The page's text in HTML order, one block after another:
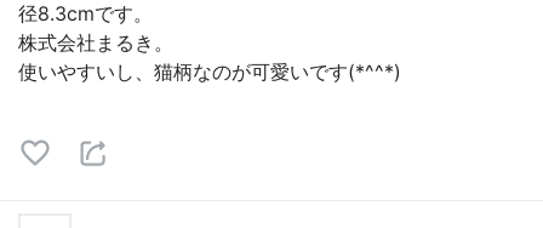
径8.3cmです。
株式会社まるき。
使いやすいし、猫柄なのが可愛いです(*^^*)